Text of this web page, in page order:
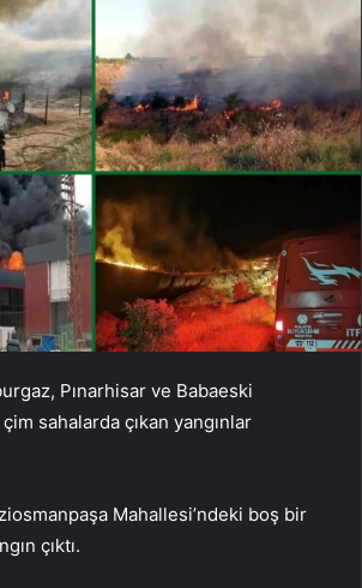
Pınarhisar ve Babaeski
sahalarda çıkan yangınlar
Mahallesi’ndeki boş bir
çıktı.